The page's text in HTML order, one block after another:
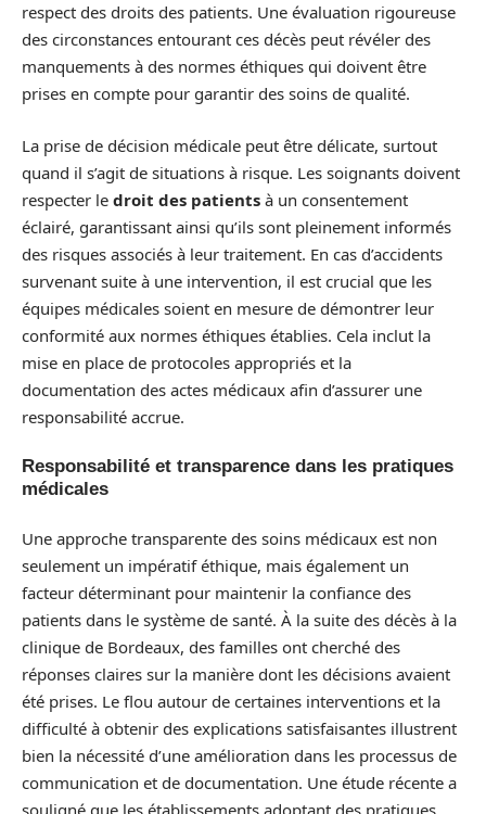
respect des droits des patients. Une évaluation rigoureuse
des circonstances entourant ces décès peut révéler des
manquements à des normes éthiques qui doivent être
prises en compte pour garantir des soins de qualité.
La prise de décision médicale peut être délicate, surtout
quand il s’agit de situations à risque. Les soignants doivent
respecter le droit des patients à un consentement
éclairé, garantissant ainsi qu’ils sont pleinement informés
des risques associés à leur traitement. En cas d’accidents
survenant suite à une intervention, il est crucial que les
équipes médicales soient en mesure de démontrer leur
conformité aux normes éthiques établies. Cela inclut la
mise en place de protocoles appropriés et la
documentation des actes médicaux afin d’assurer une
responsabilité accrue.
Responsabilité et transparence dans les pratiques
médicales
Une approche transparente des soins médicaux est non
seulement un impératif éthique, mais également un
facteur déterminant pour maintenir la confiance des
patients dans le système de santé. À la suite des décès à la
clinique de Bordeaux, des familles ont cherché des
réponses claires sur la manière dont les décisions avaient
été prises. Le flou autour de certaines interventions et la
difficulté à obtenir des explications satisfaisantes illustrent
bien la nécessité d’une amélioration dans les processus de
communication et de documentation. Une étude récente a
souligné que les établissements adoptant des pratiques